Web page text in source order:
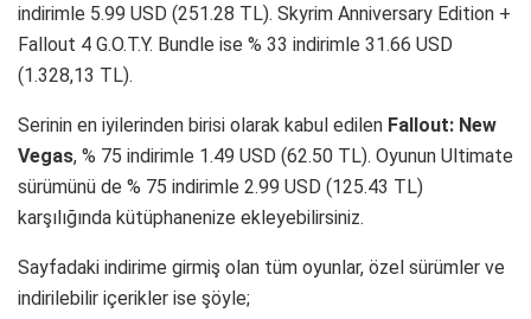
indirimle 5.99 USD (251.28 TL). Skyrim Anniversary Edition +
Fallout 4 G.O.T.Y. Bundle ise % 33 indirimle 31.66 USD
(1.328,13 TL).
Serinin en iyilerinden birisi olarak kabul edilen Fallout: New
Vegas, % 75 indirimle 1.49 USD (62.50 TL). Oyunun Ultimate
sürümünü de % 75 indirimle 2.99 USD (125.43 TL)
karşılığında kütüphanenize ekleyebilirsiniz.
Sayfadaki indirime girmiş olan tüm oyunlar, özel sürümler ve
indirilebilir içerikler ise şöyle;